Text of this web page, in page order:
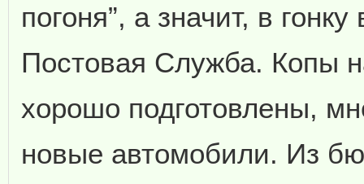
погоня”, а значит, в
Постовая Служба. Копы
хорошо подготовлены,
новые автомобили. Из